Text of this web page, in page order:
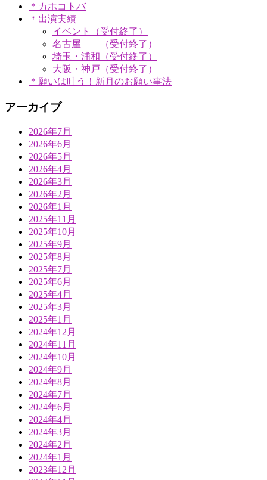
＊カホコトバ
＊出演実績
イベント（受付終了）
名古屋 （受付終了）
埼玉・浦和（受付終了）
大阪・神戸（受付終了）
＊願いは叶う！新月のお願い事法
アーカイブ
2026年7月
2026年6月
2026年5月
2026年4月
2026年3月
2026年2月
2026年1月
2025年11月
2025年10月
2025年9月
2025年8月
2025年7月
2025年6月
2025年4月
2025年3月
2025年1月
2024年12月
2024年11月
2024年10月
2024年9月
2024年8月
2024年7月
2024年6月
2024年4月
2024年3月
2024年2月
2024年1月
2023年12月